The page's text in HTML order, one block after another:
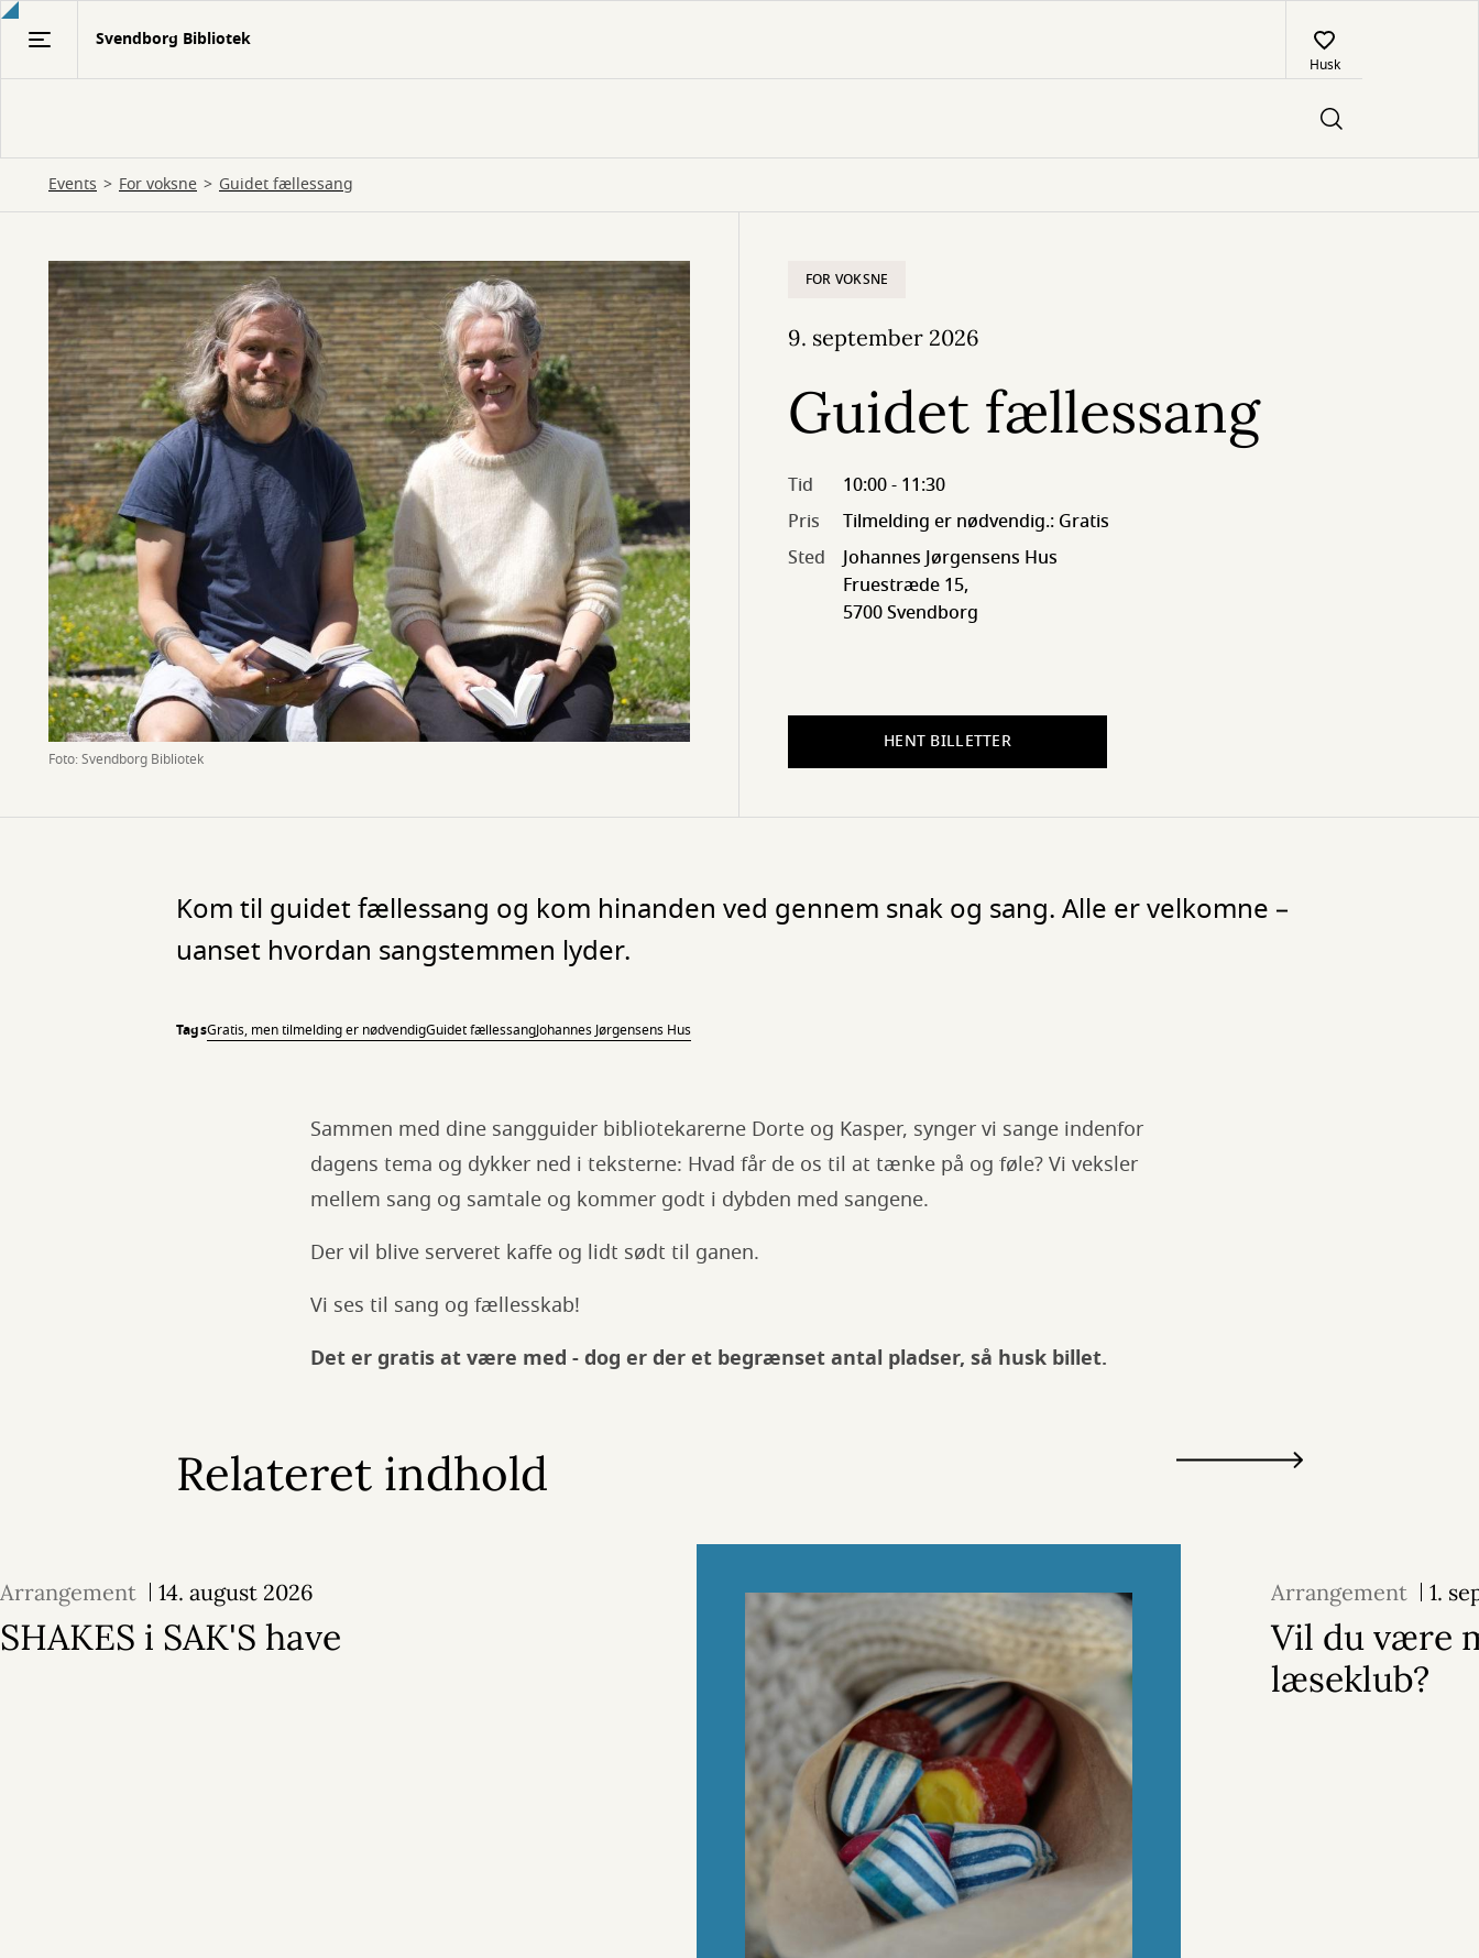
Gå
Svendborg Bibliotek
Husk
Events For voksne Guidet fællessang
Foto: Svendborg Bibliotek
FOR VOKSNE
9. september 2026
Guidet fællessang
Tid
10:00 - 11:30
Pris
Tilmelding er nødvendig.: Gratis
Sted
Johannes Jørgensens Hus
Fruestræde 15,
5700 Svendborg
HENT BILLETTER
Kom til guidet fællessang og kom hinanden ved gennem snak og sang. Alle er velkomne –
uanset hvordan sangstemmen lyder.
TagsGratis, men tilmelding er nødvendigGuidet fællessangJohannes Jørgensens Hus
Sammen med dine sangguider bibliotekarerne Dorte og Kasper, synger vi sange indenfor
dagens tema og dykker ned i teksterne: Hvad får de os til at tænke på og føle? Vi veksler
mellem sang og samtale og kommer godt i dybden med sangene.
Der vil blive serveret kaffe og lidt sødt til ganen.
Vi ses til sang og fællesskab!
Det er gratis at være med - dog er der et begrænset antal pladser, så husk billet.
Relateret indhold
Arrangement 14. august 2026
SHAKES i SAK'S have
Arrangement 1.
Vil du være
læseklub?